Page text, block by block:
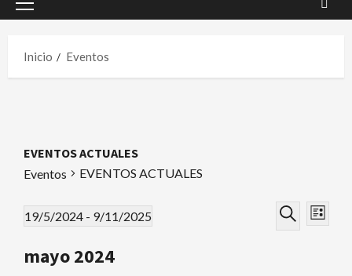
Menú
Inicio
Eventos
EVENTOS ACTUALES
Eventos EVENTOS ACTUALES
Eventos
Buscar
Lista
19/5/2024 - 9/11/2025
fecha.
mayo 2024